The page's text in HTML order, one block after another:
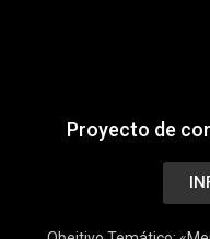
Proyecto de